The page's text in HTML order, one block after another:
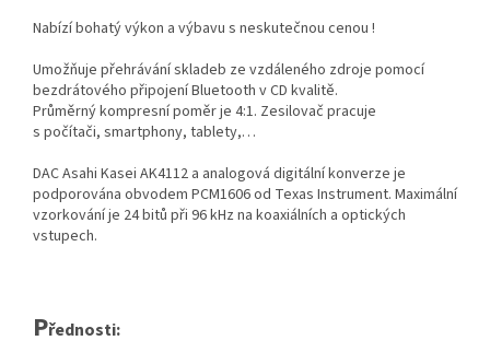
Nabízí bohatý výkon a výbavu s neskutečnou cenou !
Umožňuje přehrávánískladeb ze vzdáleného zdroje pomocí
bezdrátového připojení Bluetooth v CD kvalitě.
Průměrnýkompresní poměr je 4:1. Zesilovač pracuje
s počítači, smartphony, tablety,…
DAC Asahi Kasei AK4112 a analogová digitální konverze je
podporována obvodem PCM1606 od Texas Instrument. Maximální
vzorkování je 24 bitů při 96 kHz na koaxiálních a optických
vstupech.
Přednosti: